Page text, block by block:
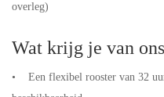
overleg)
Wat krijg je van
• Een flexibel rooster van 32